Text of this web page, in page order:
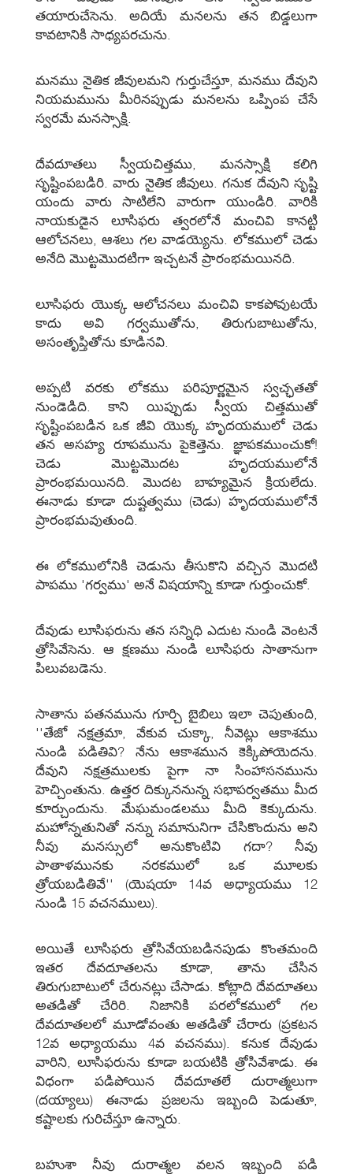
తయారుచేసెను. అదియే మనలను తన బిడ్డలుగా
కావటానికి సాధ్యపరచును.
మనము నైతిక జీవులమని గుర్తుచేస్తూ, మనము దేవుని
నియమమును మీరినప్పుడు మనలను ఒప్పింప చేసే
స్వరమే మనస్సాక్షి.
దేవదూతలు స్వీయచిత్తము, మనస్సాక్షి కలిగి
సృష్టింపబడిరి. వారు నైతిక జీవులు. గనుక దేవుని సృష్టి
యందు వారు సాటిలేని వారుగా యుండిరి. వారికి
నాయకుడైన లూసిఫరు త్వరలోనే మంచివి కానట్టి
ఆలోచనలు, ఆశలు గల వాడయ్యెను. లోకములో చెడు
అనేది మొట్టమొదటిగా ఇచ్చటనే ప్రారంభమయినది.
లూసిఫరు యొక్క ఆలోచనలు మంచివి కాకపోవుటయే
కాదు అవి గర్వముతోను, తిరుగుబాటుతోను,
అసంతృప్తితోను కూడినవి.
అప్పటి వరకు లోకము పరిపూర్ణమైన స్వచ్ఛతతో
నుండెడిది. కాని యిప్పుడు స్వీయ చిత్తముతో
సృష్టింపబడిన ఒక జీవి యొక్క హృదయములో చెడు
తన అసహ్య రూపమును పైకెత్తెను. జ్ఞాపకముంచుకో!
చెడు మొట్టమొదట హృదయములోనే
ప్రారంభమయినది. మొదట బాహ్యమైన క్రియలేదు.
ఈనాడు కూడా దుష్టత్వము (చెడు) హృదయములోనే
ప్రారంభమవుతుంది.
ఈ లోకములోనికి చెడును తీసుకొని వచ్చిన మొదటి
పాపము 'గర్వము' అనే విషయాన్ని కూడా గుర్తుంచుకో.
దేవుడు లూసిఫరును తన సన్నిధి ఎదుట నుండి వెంటనే
త్రోసివేసెను. ఆ క్షణము నుండి లూసిఫరు సాతానుగా
పిలువబడెను.
సాతాను పతనమును గూర్చి బైబిలు ఇలా చెపుతుంది,
''తేజో నక్షత్రమా, వేకువ చుక్కా, నీవెట్లు ఆకాశము
నుండి పడితివి? నేను ఆకాశమున కెక్కిపోయెదను.
దేవుని నక్షత్రములకు పైగా నా సింహాసనమును
హెచ్చింతును. ఉత్తర దిక్కుననున్న సభాపర్వతము మీద
కూర్చుందును. మేఘమండలము మీది కెక్కుదును.
మహోన్నతునితో నన్ను సమానునిగా చేసికొందును అని
నీవు మనస్సులో అనుకొంటివి గదా? నీవు
పాతాళమునకు నరకములో ఒక మూలకు
త్రోయబడితివే'' (యెషయా 14వ అధ్యాయము 12
నుండి 15 వచనములు).
అయితే లూసిఫరు త్రోసివేయబడినపుడు కొంతమంది
ఇతర దేవదూతలను కూడా, తాను చేసిన
తిరుగుబాటులో చేరునట్లు చేసాడు. కోట్లాది దేవదూతలు
అతడితో చేరిరి. నిజానికి పరలోకములో గల
దేవదూతలలో మూడోవంతు అతడితో చేరారు (ప్రకటన
12వ అధ్యాయము 4వ వచనము). కనుక దేవుడు
వారిని, లూసిఫరును కూడా బయటికి త్రోసివేశాడు. ఈ
విధంగా పడిపోయిన దేవదూతలే దురాత్మలుగా
(దయ్యాలు) ఈనాడు ప్రజలను ఇబ్బంది పెడుతూ,
కష్టాలకు గురిచేస్తూ ఉన్నారు.
బహుశా నీవు దురాత్మల వలన ఇబ్బంది పడి